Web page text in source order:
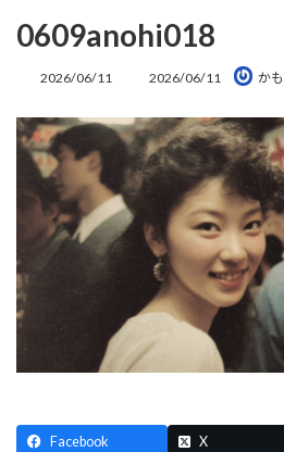
0609anohi018
2026/06/11
最
新
日
時
2026/06/11 か
Facebook X